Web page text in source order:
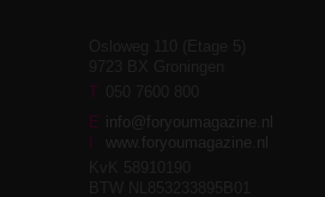
moeite!
T
E info@foryoumagazine.nl
www.foryoumagazine.nl